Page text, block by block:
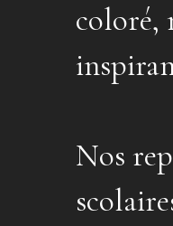
coloré,
Nos